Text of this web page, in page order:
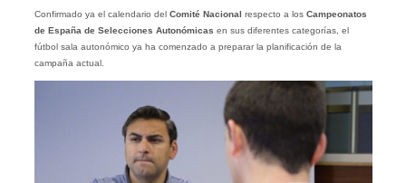
Confirmado ya el calendario del Comité Nacional respecto a los Campeonatos
de España de Selecciones Autonómicas en sus diferentes categorías, el
fútbol sala autonómico ya ha comenzado a preparar la planificación de la
campaña actual.